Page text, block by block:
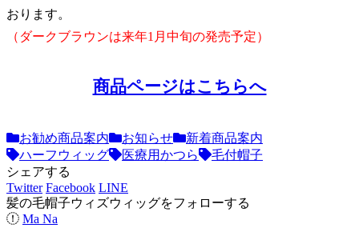
おります。
（ダークブラウンは来年1月中旬の発売予定）
商品ページはこちらへ
お勧め商品案内 お知らせ
新着商品案内
ハーフウィッグ
医療用かつら
毛付帽子
シェアする
Twitter Facebook LINE
髪の毛帽子ウィズウィッグをフォローする
Ma Na